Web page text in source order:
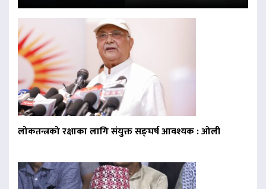
लोकतन्त्रको रक्षाका लागि संयुक्त सङ्घर्ष आवश्यक : ओली